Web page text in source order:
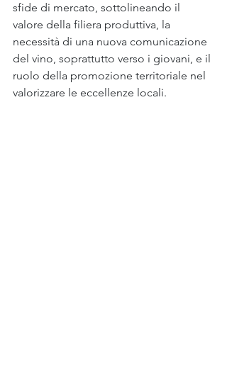
sfide di mercato, sottolineando il
valore della filiera produttiva, la
necessità di una nuova comunicazione
del vino, soprattutto verso i giovani, e il
ruolo della promozione territoriale nel
valorizzare le eccellenze locali.